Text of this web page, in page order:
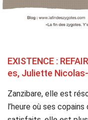
EXISTENCE :
es, Juliette
Zanzibare, elle est
l’heure où ses